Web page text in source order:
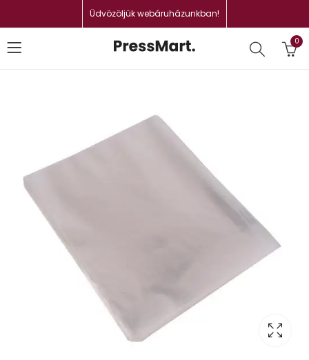
Üdvözöljük webáruházunkban!
0